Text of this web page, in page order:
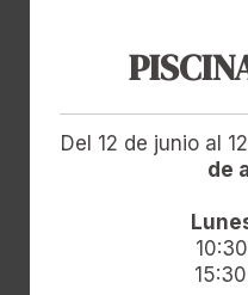
Del 12 de junio al
de